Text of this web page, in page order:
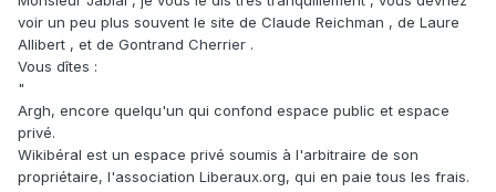
voir un peu plus souvent le site de Claude Reichman , de Laure
Allibert , et de Gontrand Cherrier .
Vous dîtes :
"
Argh, encore quelqu'un qui confond espace public et espace
privé.
Wikibéral est un espace privé soumis à l'arbitraire de son
propriétaire, l'association Liberaux.org, qui en paie tous les frais.